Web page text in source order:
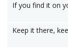
If you find it on
Keep it there,